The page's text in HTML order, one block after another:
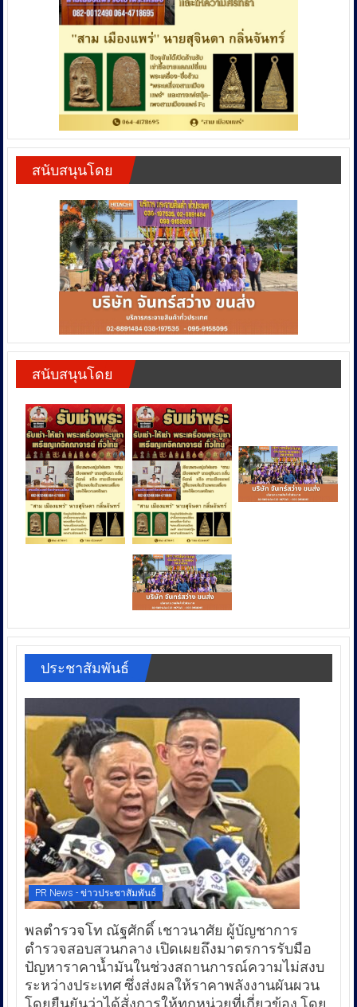
สนับสนุนโดย
สนับสนุนโดย
ประชาสัมพันธ์
PR News - ข่าวประชาสัมพันธ์
พลตำรวจโท ณัฐศักดิ์ เชาวนาศัย ผู้บัญชาการ
ตำรวจสอบสวนกลาง เปิดเผยถึงมาตรการรับมือ
ปัญหาราคาน้ำมันในช่วงสถานการณ์ความไม่สงบ
ระหว่างประเทศ ซึ่งส่งผลให้ราคาพลังงานผันผวน
โดยยืนยันว่าได้สั่งการให้ทุกหน่วยที่เกี่ยวข้อง โดย